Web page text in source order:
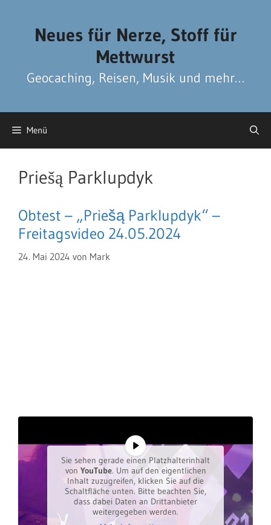
Neues für Nerze, Stoff für
Mettwurst
Geocaching, Reisen, Musik und mehr…
Menü
Priešą Parklupdyk
Obtest – „Priešą Parklupdyk“ –
Freitagsvideo 24.05.2024
24. Mai 2024 von Mark
Sie sehen gerade einen Platzhalterinhalt
von YouTube. Um auf den eigentlichen
Inhalt zuzugreifen, klicken Sie auf die
Schaltfläche unten. Bitte beachten Sie,
dass dabei Daten an Drittanbieter
weitergegeben werden.